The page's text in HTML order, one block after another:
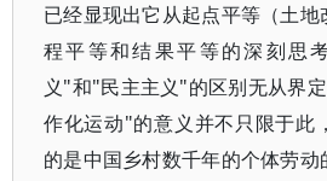
已经显现出它从起点平等（土
程平等和结果平等的深刻思
义"和"民主主义"的区别无从界
作化运动"的意义并不只限于此
的是中国乡村数千年的个体劳